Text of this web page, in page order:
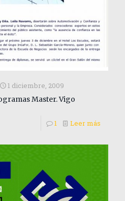
1 diciembre, 2009
Master. Vigo
1 Leer más